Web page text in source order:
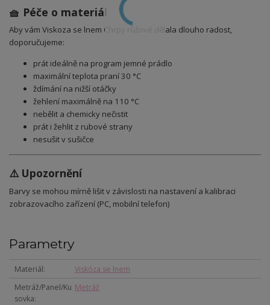
🧺 Péče o materiál
Aby vám Viskoza se lnem Chrpy růžové dělala dlouho radost,
doporučujeme:
prát ideálně na program jemné prádlo
maximální teplota praní 30 °C
ždímání na nižší otáčky
žehlení maximálně na 110 °C
nebělit a chemicky nečistit
prát i žehlit z rubové strany
nesušit v sušičce
⚠️ Upozornění
Barvy se mohou mírně lišit v závislosti na nastavení a kalibraci
zobrazovacího zařízení (PC, mobilní telefon)
Parametry
Materiál
Viskóza se lnem
Metráž/Panel/Ku
sovka
Metráž